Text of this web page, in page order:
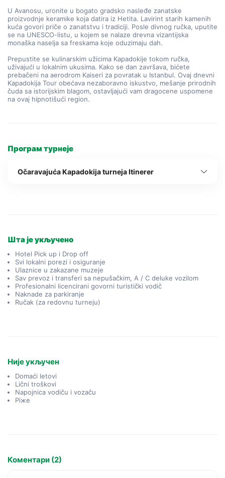
U Avanosu, uronite u bogato gradsko nasleđe zanatske
proizvodnje keramike koja datira iz Hetita. Lavirint starih kamenih
kuća govori priče o zanatstvu i tradiciji. Posle divnog ručka, uputite
se na UNESCO-listu, u kojem se nalaze drevna vizantijska
monaška naselja sa freskama koje oduzimaju dah.
Prepustite se kulinarskim užicima Kapadokije tokom ručka,
uživajući u lokalnim ukusima. Kako se dan završava, bićete
prebačeni na aerodrom Kaiseri za povratak u Istanbul. Ovaj dnevni
Kapadokija Tour obećava nezaboravno iskustvo, mešanje prirodnih
čuda sa istorijskim blagom, ostavljajući vam dragocene uspomene
na ovaj hipnotišući region.
Програм турнеје
Očaravajuća Kapadokija turneja Itinerer
Шта је укључено
Hotel Pick up i Drop off
Svi lokalni porezi i osiguranje
Ulaznice u zakazane muzeje
Sav prevoz i transferi sa nepušačkim, A / C deluke vozilom
Profesionalni licencirani govorni turistički vodič
Naknade za parkiranje
Ručak (za redovnu turneju)
Није укључен
Domaći letovi
Lični troškovi
Napojnica vodiču i vozaču
Piжe
Коментари (2)